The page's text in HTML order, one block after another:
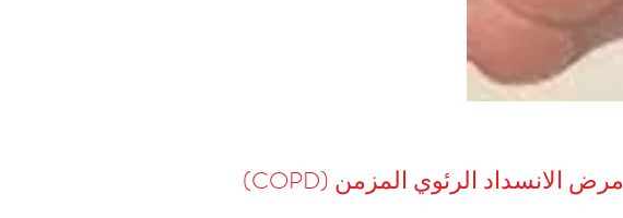
مرض الانسداد الرئوي المزمن (COPD)